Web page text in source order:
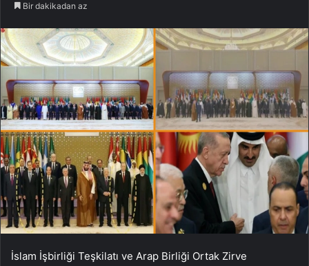
Bir dakikadan az
İslam İşbirliği Teşkilatı ve Arap Birliği Ortak Zirve